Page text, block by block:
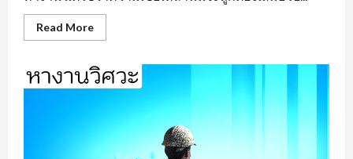
Read MoreRead
more
งาน
อยุธยา
ตาม